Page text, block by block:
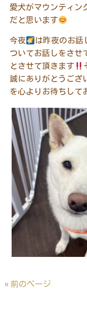
愛犬がマウンティン
だと思います
今夜
は昨夜のお話
ついてお話しをさせ
とさせて頂きます
誠にありがとうござ
を心よりお待ちして
« 前のページ